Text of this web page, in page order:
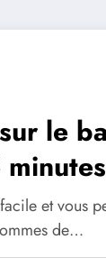
le
et vous
de…